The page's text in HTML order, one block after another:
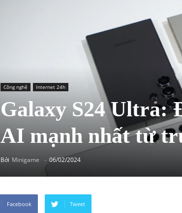
Công nghệ Internet 24h
Galaxy S24 Ultra:
AI mạnh nhất từ
Bởi Minigame - 06/02/2024
Facebook Tweet